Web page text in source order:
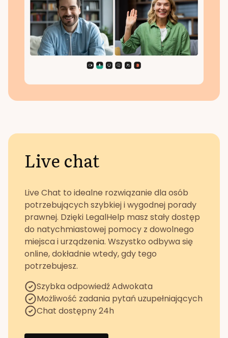
Live chat
Live Chat to idealne rozwiązanie dla osób
potrzebujących szybkiej i wygodnej porady
prawnej. Dzięki LegalHelp masz stały dostęp
do natychmiastowej pomocy z dowolnego
miejsca i urządzenia. Wszystko odbywa się
online, dokładnie wtedy, gdy tego
potrzebujesz.
Szybka odpowiedź Adwokata
Możliwość zadania pytań uzupełniających
Chat dostępny 24h